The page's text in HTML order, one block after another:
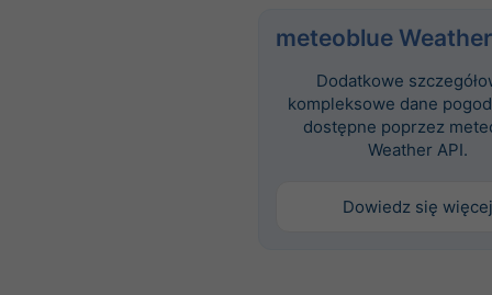
meteoblue
Dodatkowe
kompleksowe dane
dostępne poprzez
Weather API.
Dowiedz się więcej